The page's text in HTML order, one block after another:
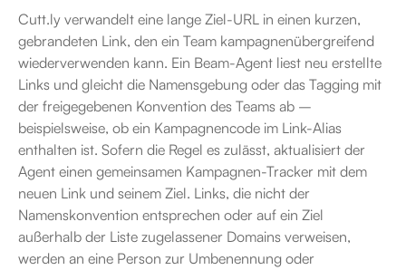
Cutt.ly verwandelt eine lange Ziel-URL in einen kurzen,
gebrandeten Link, den ein Team kampagnenübergreifend
wiederverwenden kann. Ein Beam-Agent liest neu erstellte
Links und gleicht die Namensgebung oder das Tagging mit
der freigegebenen Konvention des Teams ab –
beispielsweise, ob ein Kampagnencode im Link-Alias
enthalten ist. Sofern die Regel es zulässt, aktualisiert der
Agent einen gemeinsamen Kampagnen-Tracker mit dem
neuen Link und seinem Ziel. Links, die nicht der
Namenskonvention entsprechen oder auf ein Ziel
außerhalb der Liste zugelassener Domains verweisen,
werden an eine Person zur Umbenennung oder